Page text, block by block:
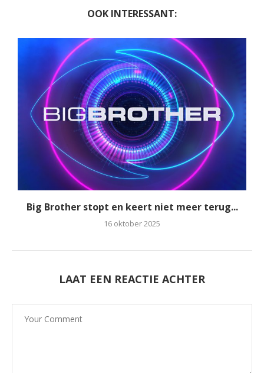
OOK INTERESSANT:
Big Brother stopt en keert niet meer terug...
16 oktober 2025
LAAT EEN REACTIE ACHTER